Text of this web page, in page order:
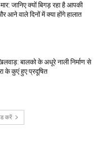
मार: जानिए क्यों बिगड़ रहा है आपकी
आने वाले दिनों में क्या होंगे हालात
बालको के अधूरे नाली निर्माण से
के कुएं हुए प्रदूषित
करें